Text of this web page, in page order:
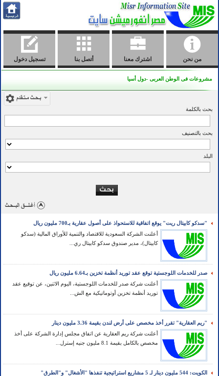
من نحن اشترك معنا أتصل بنا تسجيل دخول
مشروعات فى الوطن العربى -دول أسيا
بحث بالكلمة
بحث بالتصنيف
البلد
"سدكو كابيتال ريت" يوقع اتفاقية للاستحواذ على أصول عقارية بـ700 مليون ريال
أعلنت الشركة السعودية للاقتصاد والتنمية للأوراق المالية (سدكو
كابيتال)، مدير صندوق سدكو كابيتال ري...
صدر للخدمات اللوجستية توقع عقد توريد أنظمة تخزين بـ6.64 مليون ريال
أعلنت شركة صدر للخدمات اللوجستية، اليوم الاثنين، عن توقيع عقد
توريد أنظمة تخزين أوتوماتيكية مع الش...
"ريم العقارية" تقرر أخذ مخصص على أرض لندن بقيمة 3.36 مليون دينار
أعلنت شركة ريم العقارية عن اتفاق مجلس إدارة الشركة على أخذ
مخصص بالكامل بقيمة 8.1 مليون جنيه إسترل...
الكويت: 544 مليون دينار لـ 5 مشاريع استراتيجية تنفذها "الأشغال" و"الطرق"